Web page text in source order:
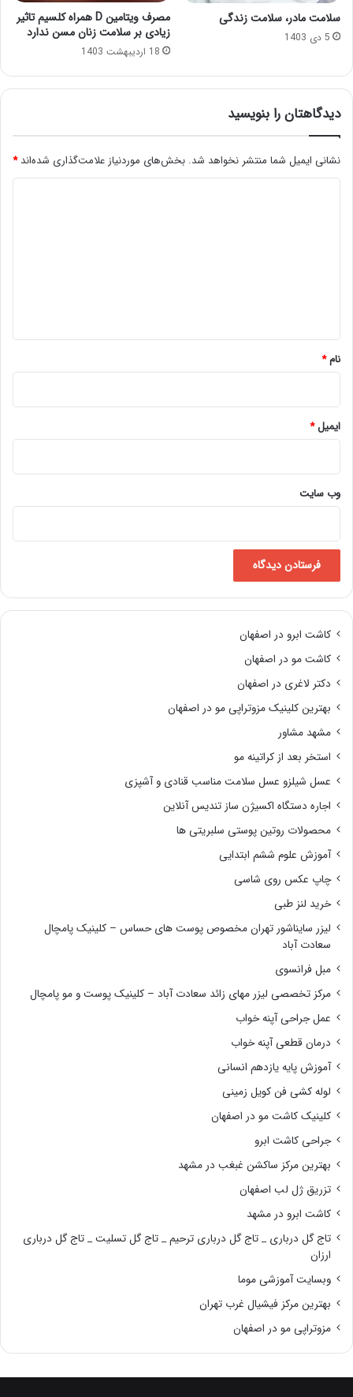
سلامت مادر، سلامت زندگی
5 دی 1403
مصرف ویتامین D همراه کلسیم تاثیر
زیادی بر سلامت زنان مسن ندارد
18 اردیبهشت 1403
دیدگاهتان را بنویسید
نشانی ایمیل شما منتشر نخواهد شد. بخش‌های موردنیاز علامت‌گذاری شده‌اند*
نام*
ایمیل*
وب‌ سایت
کاشت ابرو در اصفهان
کاشت مو در اصفهان
دکتر لاغری در اصفهان
بهترین کلینیک مزوتراپی مو در اصفهان
مشهد مشاور
استخر بعد از کراتینه مو
عسل شیلزو عسل سلامت مناسب قنادی و آشپزی
اجاره دستگاه اکسیژن ساز تندیس آنلاین
محصولات روتین پوستی سلبریتی ها
آموزش علوم ششم ابتدایی
چاپ عکس روی شاسی
خرید لنز طبی
لیزر سایناشور تهران مخصوص پوست های حساس – کلینیک پامچال
سعادت آباد
مبل فرانسوی
مرکز تخصصی لیزر مهای زائد سعادت آباد – کلینیک پوست و مو پامچال
عمل جراحی آپنه خواب
درمان قطعی آپنه خواب
آموزش پایه یازدهم انسانی
لوله کشی فن کویل زمینی
کلینیک کاشت مو در اصفهان
جراحی کاشت ابرو
بهترین مرکز ساکشن غبغب در مشهد
تزریق ژل لب اصفهان
کاشت ابرو در مشهد
تاج گل درباری _ تاج گل درباری ترحیم _ تاج گل تسلیت _ تاج گل درباری
ارزان
وبسایت آموزشی موما
بهترین مرکز فیشیال غرب تهران
مزوتراپی مو در اصفهان